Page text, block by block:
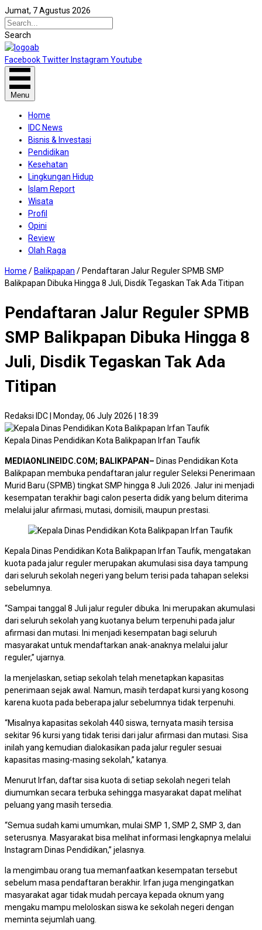
Jumat, 7 Agustus 2026
Search
FacebookTwitter Instagram Youtube
Menu
Home
IDC News
Bisnis & Investasi
Pendidikan
Kesehatan
Lingkungan Hidup
Islam Report
Wisata
Profil
Opini
Review
Olah Raga
Home / Balikpapan / Pendaftaran Jalur Reguler SPMB SMP
Balikpapan Dibuka Hingga 8 Juli, Disdik Tegaskan Tak Ada Titipan
Pendaftaran Jalur Reguler SPMB
SMP Balikpapan Dibuka Hingga 8
Juli, Disdik Tegaskan Tak Ada
Titipan
Redaksi IDC| Monday, 06 July 2026 | 18:39
Kepala Dinas Pendidikan Kota Balikpapan Irfan Taufik
MEDIAONLINEIDC.COM; BALIKPAPAN– Dinas Pendidikan Kota
Balikpapan membuka pendaftaran jalur reguler Seleksi Penerimaan
Murid Baru (SPMB) tingkat SMP hingga 8 Juli 2026. Jalur ini menjadi
kesempatan terakhir bagi calon peserta didik yang belum diterima
melalui jalur afirmasi, mutasi, domisili, maupun prestasi.
Kepala Dinas Pendidikan Kota Balikpapan Irfan Taufik, mengatakan
kuota pada jalur reguler merupakan akumulasi sisa daya tampung
dari seluruh sekolah negeri yang belum terisi pada tahapan seleksi
sebelumnya.
“Sampai tanggal 8 Juli jalur reguler dibuka. Ini merupakan akumulasi
dari seluruh sekolah yang kuotanya belum terpenuhi pada jalur
afirmasi dan mutasi. Ini menjadi kesempatan bagi seluruh
masyarakat untuk mendaftarkan anak-anaknya melalui jalur
reguler,” ujarnya.
Ia menjelaskan, setiap sekolah telah menetapkan kapasitas
penerimaan sejak awal. Namun, masih terdapat kursi yang kosong
karena kuota pada beberapa jalur sebelumnya tidak terpenuhi.
“Misalnya kapasitas sekolah 440 siswa, ternyata masih tersisa
sekitar 96 kursi yang tidak terisi dari jalur afirmasi dan mutasi. Sisa
inilah yang kemudian dialokasikan pada jalur reguler sesuai
kapasitas masing-masing sekolah,” katanya.
Menurut Irfan, daftar sisa kuota di setiap sekolah negeri telah
diumumkan secara terbuka sehingga masyarakat dapat melihat
peluang yang masih tersedia.
“Semua sudah kami umumkan, mulai SMP 1, SMP 2, SMP 3, dan
seterusnya. Masyarakat bisa melihat informasi lengkapnya melalui
Instagram Dinas Pendidikan,” jelasnya.
Ia mengimbau orang tua memanfaatkan kesempatan tersebut
sebelum masa pendaftaran berakhir. Irfan juga mengingatkan
masyarakat agar tidak mudah percaya kepada oknum yang
mengaku mampu meloloskan siswa ke sekolah negeri dengan
meminta sejumlah uang.